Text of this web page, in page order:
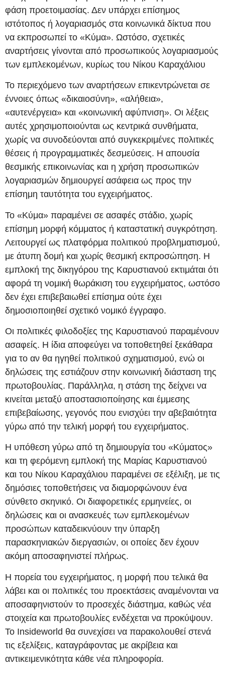
φάση προετοιμασίας. Δεν υπάρχει επίσημος
ιστότοπος ή λογαριασμός στα κοινωνικά δίκτυα που
να εκπροσωπεί το «Κύμα». Ωστόσο, σχετικές
αναρτήσεις γίνονται από προσωπικούς λογαριασμούς
των εμπλεκομένων, κυρίως του Νίκου Καραχάλιου
Το περιεχόμενο των αναρτήσεων επικεντρώνεται σε
έννοιες όπως «δικαιοσύνη», «αλήθεια»,
«αυτενέργεια» και «κοινωνική αφύπνιση». Οι λέξεις
αυτές χρησιμοποιούνται ως κεντρικά συνθήματα,
χωρίς να συνοδεύονται από συγκεκριμένες πολιτικές
θέσεις ή προγραμματικές δεσμεύσεις. Η απουσία
θεσμικής επικοινωνίας και η χρήση προσωπικών
λογαριασμών δημιουργεί ασάφεια ως προς την
επίσημη ταυτότητα του εγχειρήματος.
Το «Κύμα» παραμένει σε ασαφές στάδιο, χωρίς
επίσημη μορφή κόμματος ή καταστατική συγκρότηση.
Λειτουργεί ως πλατφόρμα πολιτικού προβληματισμού,
με άτυπη δομή και χωρίς θεσμική εκπροσώπηση. Η
εμπλοκή της δικηγόρου της Καρυστιανού εκτιμάται ότι
αφορά τη νομική θωράκιση του εγχειρήματος, ωστόσο
δεν έχει επιβεβαιωθεί επίσημα ούτε έχει
δημοσιοποιηθεί σχετικό νομικό έγγραφο.
Οι πολιτικές φιλοδοξίες της Καρυστιανού παραμένουν
ασαφείς. Η ίδια αποφεύγει να τοποθετηθεί ξεκάθαρα
για το αν θα ηγηθεί πολιτικού σχηματισμού, ενώ οι
δηλώσεις της εστιάζουν στην κοινωνική διάσταση της
πρωτοβουλίας. Παράλληλα, η στάση της δείχνει να
κινείται μεταξύ αποστασιοποίησης και έμμεσης
επιβεβαίωσης, γεγονός που ενισχύει την αβεβαιότητα
γύρω από την τελική μορφή του εγχειρήματος.
Η υπόθεση γύρω από τη δημιουργία του «Κύματος»
και τη φερόμενη εμπλοκή της Μαρίας Καρυστιανού
και του Νίκου Καραχάλιου παραμένει σε εξέλιξη, με τις
δημόσιες τοποθετήσεις να διαμορφώνουν ένα
σύνθετο σκηνικό. Οι διαφορετικές ερμηνείες, οι
δηλώσεις και οι ανασκευές των εμπλεκομένων
προσώπων καταδεικνύουν την ύπαρξη
παρασκηνιακών διεργασιών, οι οποίες δεν έχουν
ακόμη αποσαφηνιστεί πλήρως.
Η πορεία του εγχειρήματος, η μορφή που τελικά θα
λάβει και οι πολιτικές του προεκτάσεις αναμένονται να
αποσαφηνιστούν το προσεχές διάστημα, καθώς νέα
στοιχεία και πρωτοβουλίες ενδέχεται να προκύψουν.
Το Insideworld θα συνεχίσει να παρακολουθεί στενά
τις εξελίξεις, καταγράφοντας με ακρίβεια και
αντικειμενικότητα κάθε νέα πληροφορία.